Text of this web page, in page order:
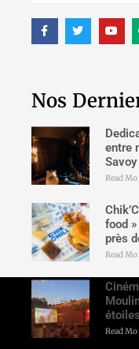
Nos
entre
Savoy
Read
food
près
Read
étoiles
Read